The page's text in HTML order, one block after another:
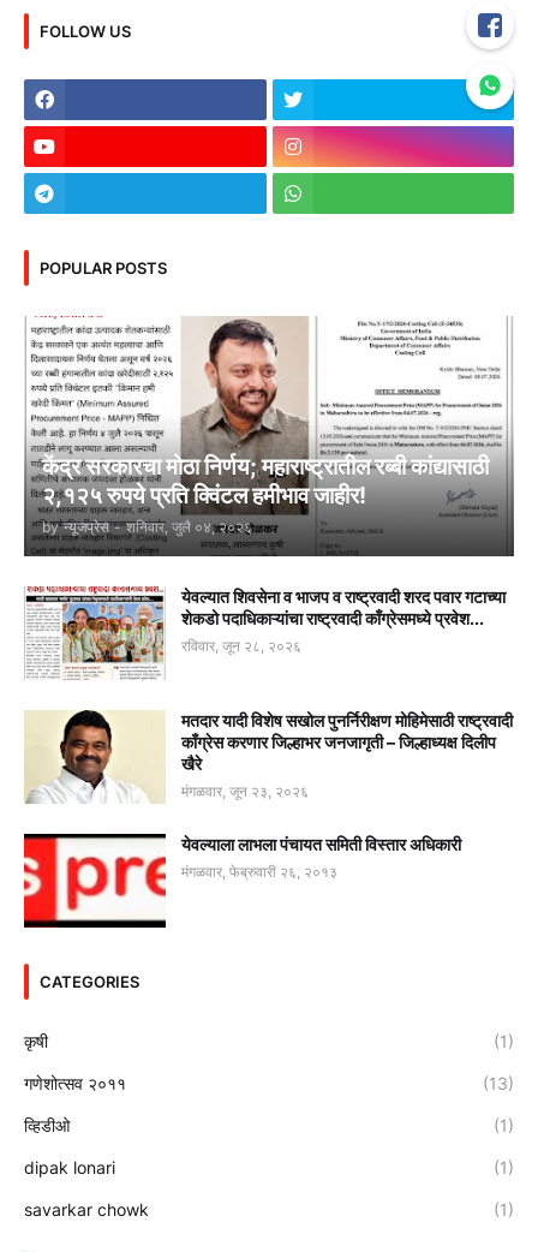
FOLLOW US
POPULAR POSTS
केंद्र सरकारचा मोठा निर्णय; महाराष्ट्रातील रब्बी कांद्यासाठी
२,१२५ रुपये प्रति क्विंटल हमीभाव जाहीर!
by न्यूजप्रेस - शनिवार, जुलै ०४, २०२६
येवल्यात शिवसेना व भाजप व राष्ट्रवादी शरद पवार गटाच्या
शेकडो पदाधिकाऱ्यांचा राष्ट्रवादी काँग्रेसमध्ये प्रवेश...
रविवार, जून २८, २०२६
मतदार यादी विशेष सखोल पुनर्निरीक्षण मोहिमेसाठी राष्ट्रवादी
काँग्रेस करणार जिल्हाभर जनजागृती – जिल्हाध्यक्ष दिलीप
खैरे
मंगळवार, जून २३, २०२६
येवल्याला लाभला पंचायत समिती विस्तार अधिकारी
मंगळवार, फेब्रुवारी २६, २०१३
CATEGORIES
कृषी (1)
गणेशोत्सव २०११ (13)
व्हिडीओ (1)
dipak lonari (1)
savarkar chowk (1)